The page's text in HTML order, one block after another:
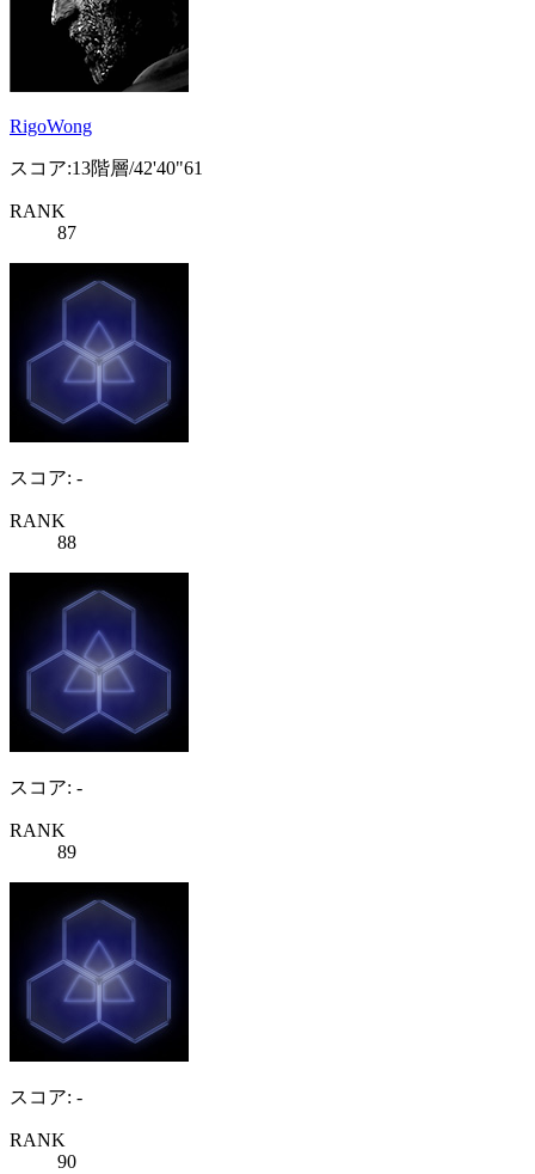
RigoWong
スコア:13階層/42'40"61
RANK
87
スコア: -
RANK
88
スコア: -
RANK
89
スコア: -
RANK
90